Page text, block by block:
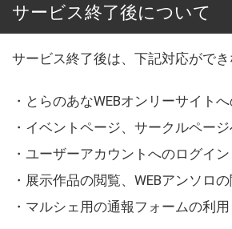
サービス終了後について
サービス終了後は、下記対応ができ
・とらのあなWEBオンリーサイト
・イベントページ、サークルペー
・ユーザーアカウントへのログイン
・展示作品の閲覧、WEBアンソロ
・マルシェ用の通報フォームの利用